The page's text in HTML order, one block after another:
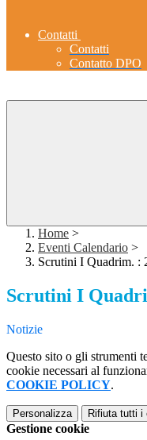
Contatti
Contatti
Contatto DPO
Home >
Eventi Calendario >
Scrutini I Quadrim. :
Scrutini I
Notizie
Questo sito o gli strumenti
cookie necessari al
COOKIE POLICY.
Personalizza Rifiuta tutti i
Gestione cookie